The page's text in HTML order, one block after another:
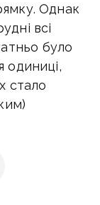
Однак
всі
було
одиниці,
стало